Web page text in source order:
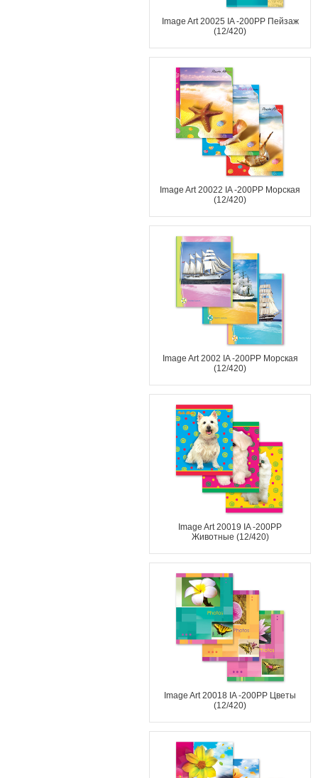
Image Art 20025 IA -200PP Пейзаж
(12/420)
Image Art 20022 IA -200PP Морская
(12/420)
Image Art 2002 IA -200PP Морская
(12/420)
Image Art 20019 IA -200PP
Животные (12/420)
Image Art 20018 IA -200PP Цветы
(12/420)